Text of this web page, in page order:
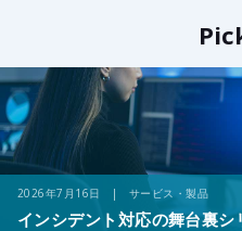
2026年7月16日 | サービス・製品
インシデント対応の舞台裏